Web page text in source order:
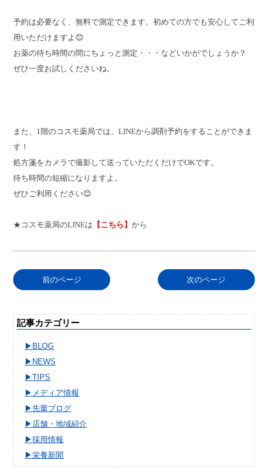
予約は必要なく、無料で測定できます。初めての方でも安心してご利
用いただけますよ😊
お薬の待ち時間の間にちょっと測定・・・などいかがでしょうか？
ぜひ一度お試しくださいね。
また、1階のコスモ薬局では、LINEから調剤予約をすることができま
す！
処方箋をカメラで撮影して送っていただくだけでOKです。
待ち時間の短縮になりますよ。
ぜひご利用ください😊
★コスモ薬局のLINEは 【こちら】から
前のページ 次のページ
記事カテゴリー
BLOG
NEWS
TIPS
メディア情報
先輩ブログ
店舗・地域紹介
採用情報
栄養新聞